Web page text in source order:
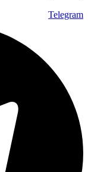
Telegram